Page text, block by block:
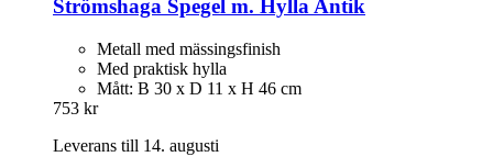
Strömshaga Spegel m. Hylla Antik
Metall med mässingsfinish
Med praktisk hylla
Mått: B 30 x D 11 x H 46 cm
753 kr
Leverans till 14. augusti